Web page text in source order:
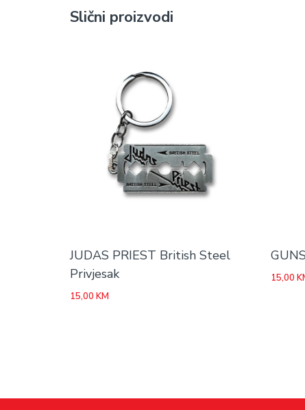
Slični proizvodi
JUDAS PRIEST British Steel
Privjesak
15,00 KM
15,00